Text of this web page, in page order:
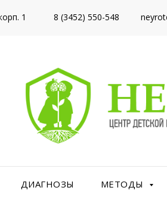
1 8 (3452) 550-548
ДИАГНОЗЫ МЕТОДЫ